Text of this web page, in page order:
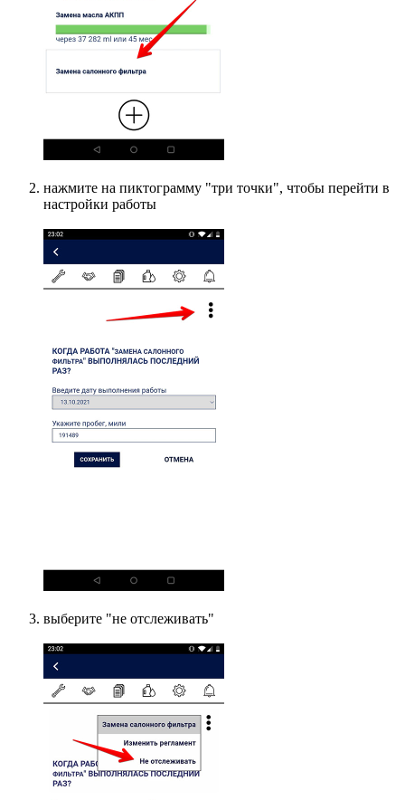
нажмите на пиктограмму "три точки", чтобы перейти в
настройки работы
выберите "не отслеживать"